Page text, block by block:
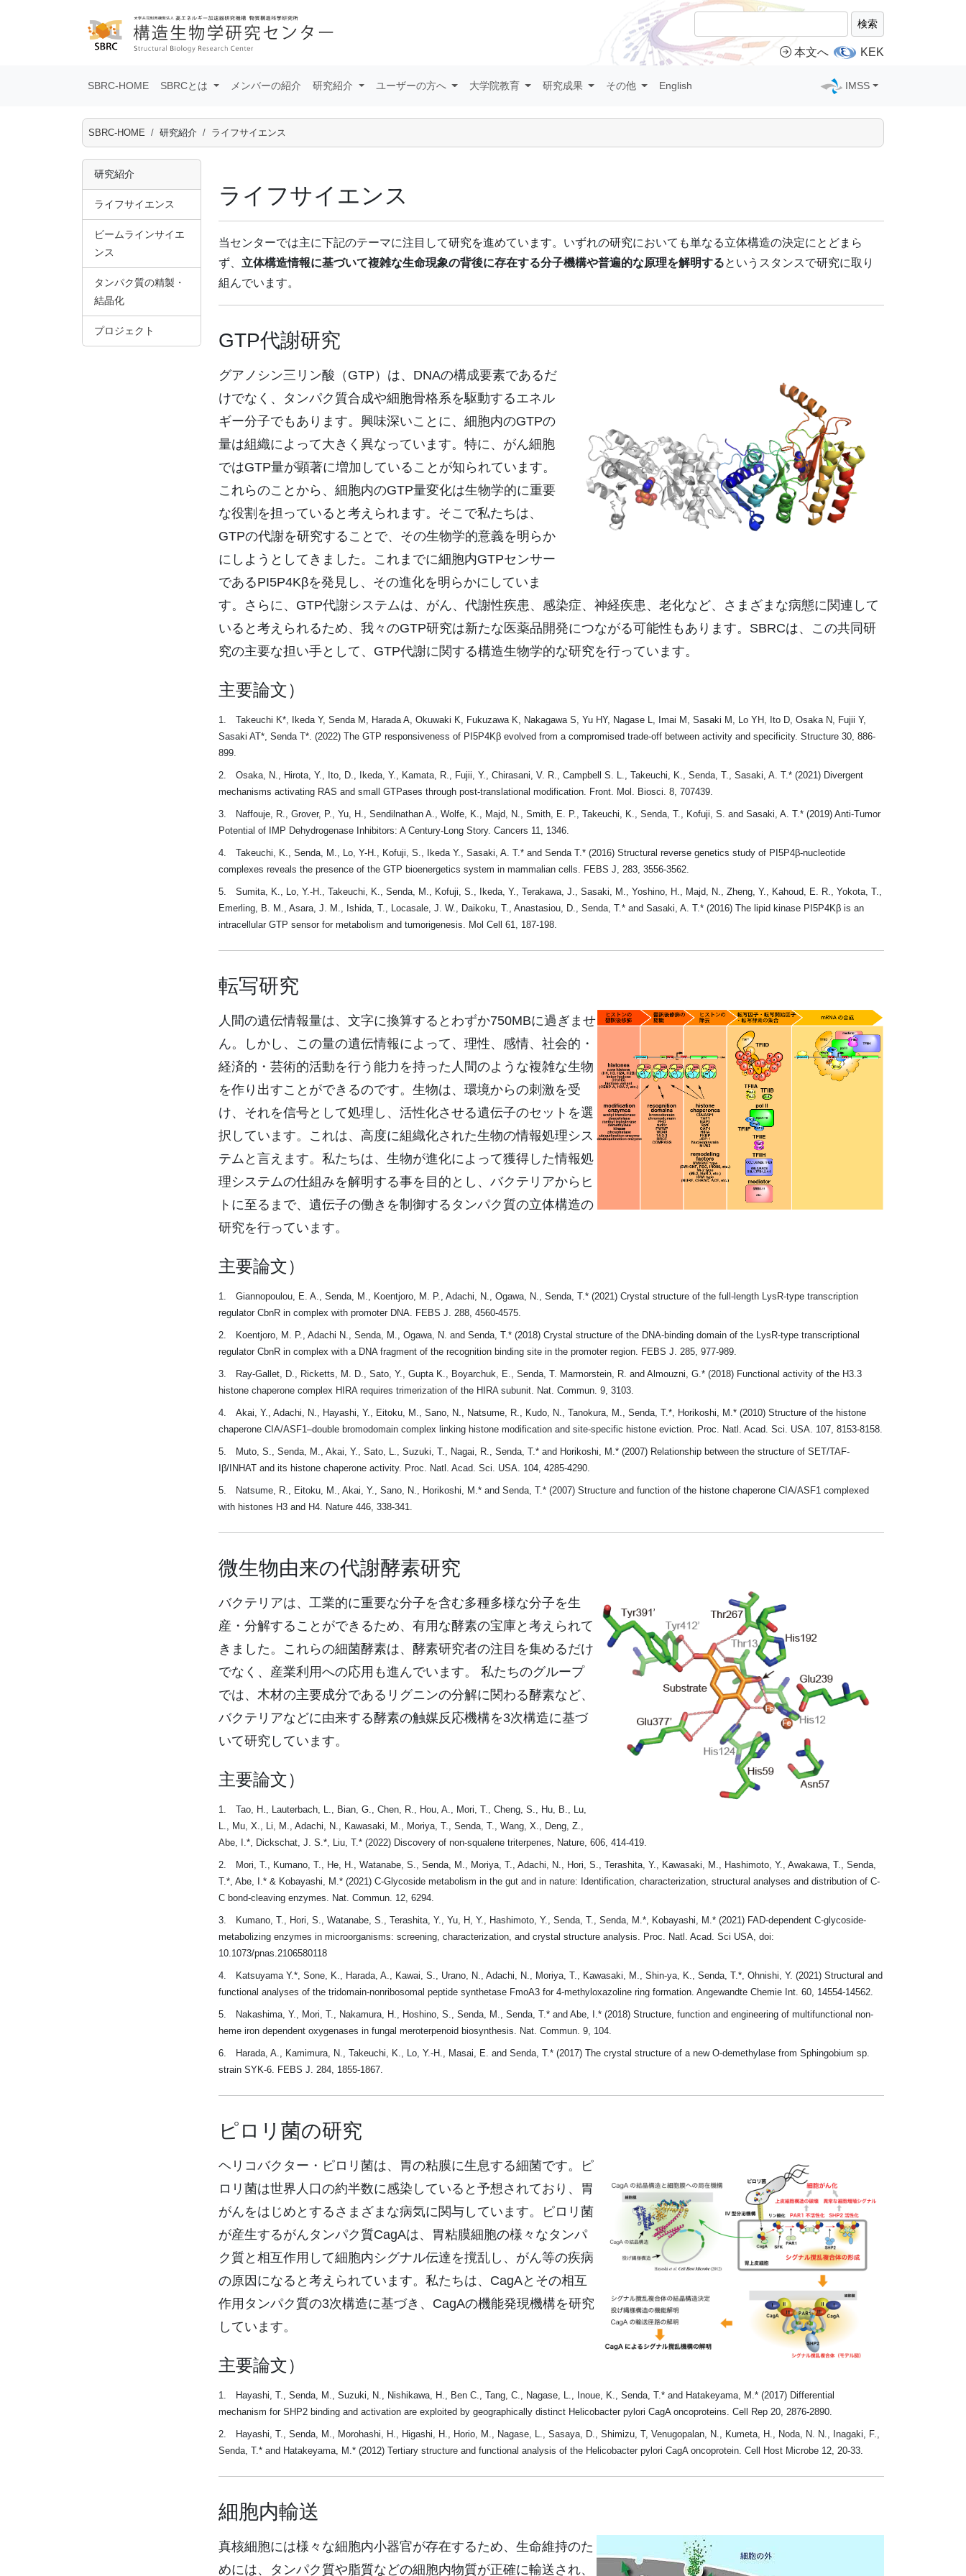
検索
本文へ KEK
SBRC-HOME SBRCとは メンバーの紹介 研究紹介 ユーザーの方へ 大学院教育 研究成果 その他 English IMSS
SBRC-HOME 研究紹介 ライフサイエンス
研究紹介
ライフサイエンス
ビームラインサイエ
ンス
タンパク質の精製・
結晶化
プロジェクト
ライフサイエンス
当センターでは主に下記のテーマに注目して研究を進めています。いずれの研究においても単なる立体構造の決定にとどまら
ず、 立体構造情報に基づいて複雑な生命現象の背後に存在する分子機構や普遍的な原理を解明するというスタンスで研究に取り
組んでいます。
GTP代謝研究
グアノシン三リン酸（GTP）は、DNAの構成要素であるだ
けでなく、タンパク質合成や細胞骨格系を駆動するエネル
ギー分子でもあります。興味深いことに、細胞内のGTPの
量は組織によって大きく異なっています。特に、がん細胞
ではGTP量が顕著に増加していることが知られています。
これらのことから、細胞内のGTP量変化は生物学的に重要
な役割を担っていると考えられます。そこで私たちは、
GTPの代謝を研究することで、その生物学的意義を明らか
にしようとしてきました。これまでに細胞内GTPセンサー
であるPI5P4Kβを発見し、その進化を明らかにしていま
す。さらに、GTP代謝システムは、がん、代謝性疾患、感染症、神経疾患、老化など、さまざまな病態に関連して
いると考えられるため、我々のGTP研究は新たな医薬品開発につながる可能性もあります。SBRCは、この共同研
究の主要な担い手として、GTP代謝に関する構造生物学的な研究を行っています。
主要論文）
1. Takeuchi K*, Ikeda Y, Senda M, Harada A, Okuwaki K, Fukuzawa K, Nakagawa S, Yu HY, Nagase L, Imai M, Sasaki M, Lo YH, Ito D, Osaka N, Fujii Y,
Sasaki AT*, Senda T*. (2022) The GTP responsiveness of PI5P4Kβ evolved from a compromised trade-off between activity and specificity. Structure 30, 886-
899.
2. Osaka, N., Hirota, Y., Ito, D., Ikeda, Y., Kamata, R., Fujii, Y., Chirasani, V. R., Campbell S. L., Takeuchi, K., Senda, T., Sasaki, A. T.* (2021) Divergent
mechanisms activating RAS and small GTPases through post-translational modification. Front. Mol. Biosci. 8, 707439.
3. Naffouje, R., Grover, P., Yu, H., Sendilnathan A., Wolfe, K., Majd, N., Smith, E. P., Takeuchi, K., Senda, T., Kofuji, S. and Sasaki, A. T.* (2019) Anti-Tumor
Potential of IMP Dehydrogenase Inhibitors: A Century-Long Story. Cancers 11, 1346.
4. Takeuchi, K., Senda, M., Lo, Y-H., Kofuji, S., Ikeda Y., Sasaki, A. T.* and Senda T.* (2016) Structural reverse genetics study of PI5P4β-nucleotide
complexes reveals the presence of the GTP bioenergetics system in mammalian cells. FEBS J, 283, 3556-3562.
5. Sumita, K., Lo, Y.-H., Takeuchi, K., Senda, M., Kofuji, S., Ikeda, Y., Terakawa, J., Sasaki, M., Yoshino, H., Majd, N., Zheng, Y., Kahoud, E. R., Yokota, T.,
Emerling, B. M., Asara, J. M., Ishida, T., Locasale, J. W., Daikoku, T., Anastasiou, D., Senda, T.* and Sasaki, A. T.* (2016) The lipid kinase PI5P4Kβ is an
intracellular GTP sensor for metabolism and tumorigenesis. Mol Cell 61, 187-198.
転写研究
人間の遺伝情報量は、文字に換算するとわずか750MBに過ぎませ
ん。しかし、この量の遺伝情報によって、理性、感情、社会的・
経済的・芸術的活動を行う能力を持った人間のような複雑な生物
を作り出すことができるのです。生物は、環境からの刺激を受
け、それを信号として処理し、活性化させる遺伝子のセットを選
択しています。これは、高度に組織化された生物の情報処理シス
テムと言えます。私たちは、生物が進化によって獲得した情報処
理システムの仕組みを解明する事を目的とし、バクテリアからヒ
トに至るまで、遺伝子の働きを制御するタンパク質の立体構造の
研究を行っています。
主要論文）
1. Giannopoulou, E. A., Senda, M., Koentjoro, M. P., Adachi, N., Ogawa, N., Senda, T.* (2021) Crystal structure of the full‐length LysR‐type transcription
regulator CbnR in complex with promoter DNA. FEBS J. 288, 4560-4575.
2. Koentjoro, M. P., Adachi N., Senda, M., Ogawa, N. and Senda, T.* (2018) Crystal structure of the DNA-binding domain of the LysR-type transcriptional
regulator CbnR in complex with a DNA fragment of the recognition binding site in the promoter region. FEBS J. 285, 977-989.
3. Ray-Gallet, D., Ricketts, M. D., Sato, Y., Gupta K., Boyarchuk, E., Senda, T. Marmorstein, R. and Almouzni, G.* (2018) Functional activity of the H3.3
histone chaperone complex HIRA requires trimerization of the HIRA subunit. Nat. Commun. 9, 3103.
4. Akai, Y., Adachi, N., Hayashi, Y., Eitoku, M., Sano, N., Natsume, R., Kudo, N., Tanokura, M., Senda, T.*, Horikoshi, M.* (2010) Structure of the histone
chaperone CIA/ASF1–double bromodomain complex linking histone modification and site-specific histone eviction. Proc. Natl. Acad. Sci. USA. 107, 8153-8158.
5. Muto, S., Senda, M., Akai, Y., Sato, L., Suzuki, T., Nagai, R., Senda, T.* and Horikoshi, M.* (2007) Relationship between the structure of SET/TAF-
Iβ/INHAT and its histone chaperone activity. Proc. Natl. Acad. Sci. USA. 104, 4285-4290.
5. Natsume, R., Eitoku, M., Akai, Y., Sano, N., Horikoshi, M.* and Senda, T.* (2007) Structure and function of the histone chaperone CIA/ASF1 complexed
with histones H3 and H4. Nature 446, 338-341.
微生物由来の代謝酵素研究
バクテリアは、工業的に重要な分子を含む多種多様な分子を生
産・分解することができるため、有用な酵素の宝庫と考えられて
きました。これらの細菌酵素は、酵素研究者の注目を集めるだけ
でなく、産業利用への応用も進んでいます。 私たちのグループ
では、木材の主要成分であるリグニンの分解に関わる酵素など、
バクテリアなどに由来する酵素の触媒反応機構を3次構造に基づ
いて研究しています。
主要論文）
1. Tao, H., Lauterbach, L., Bian, G., Chen, R., Hou, A., Mori, T., Cheng, S., Hu, B., Lu,
L., Mu, X., Li, M., Adachi, N., Kawasaki, M., Moriya, T., Senda, T., Wang, X., Deng, Z.,
Abe, I.*, Dickschat, J. S.*, Liu, T.* (2022) Discovery of non-squalene triterpenes, Nature, 606, 414-419.
2. Mori, T., Kumano, T., He, H., Watanabe, S., Senda, M., Moriya, T., Adachi, N., Hori, S., Terashita, Y., Kawasaki, M., Hashimoto, Y., Awakawa, T., Senda,
T.*, Abe, I.* & Kobayashi, M.* (2021) C-Glycoside metabolism in the gut and in nature: Identification, characterization, structural analyses and distribution of C-
C bond-cleaving enzymes. Nat. Commun. 12, 6294.
3. Kumano, T., Hori, S., Watanabe, S., Terashita, Y., Yu, H, Y., Hashimoto, Y., Senda, T., Senda, M.*, Kobayashi, M.* (2021) FAD-dependent C-glycoside-
metabolizing enzymes in microorganisms: screening, characterization, and crystal structure analysis. Proc. Natl. Acad. Sci USA, doi:
10.1073/pnas.2106580118
4. Katsuyama Y.*, Sone, K., Harada, A., Kawai, S., Urano, N., Adachi, N., Moriya, T., Kawasaki, M., Shin-ya, K., Senda, T.*, Ohnishi, Y. (2021) Structural and
functional analyses of the tridomain-nonribosomal peptide synthetase FmoA3 for 4-methyloxazoline ring formation. Angewandte Chemie Int. 60, 14554-14562.
5. Nakashima, Y., Mori, T., Nakamura, H., Hoshino, S., Senda, M., Senda, T.* and Abe, I.* (2018) Structure, function and engineering of multifunctional non-
heme iron dependent oxygenases in fungal meroterpenoid biosynthesis. Nat. Commun. 9, 104.
6. Harada, A., Kamimura, N., Takeuchi, K., Lo, Y.-H., Masai, E. and Senda, T.* (2017) The crystal structure of a new O-demethylase from Sphingobium sp.
strain SYK-6. FEBS J. 284, 1855-1867.
ピロリ菌の研究
ヘリコバクター・ピロリ菌は、胃の粘膜に生息する細菌です。ピ
ロリ菌は世界人口の約半数に感染していると予想されており、胃
がんをはじめとするさまざまな病気に関与しています。ピロリ菌
が産生するがんタンパク質CagAは、胃粘膜細胞の様々なタンパ
ク質と相互作用して細胞内シグナル伝達を撹乱し、がん等の疾病
の原因になると考えられています。私たちは、CagAとその相互
作用タンパク質の3次構造に基づき、CagAの機能発現機構を研究
しています。
主要論文）
1. Hayashi, T., Senda, M., Suzuki, N., Nishikawa, H., Ben C., Tang, C., Nagase, L., Inoue, K., Senda, T.* and Hatakeyama, M.* (2017) Differential
mechanism for SHP2 binding and activation are exploited by geographically distinct Helicobacter pylori CagA oncoproteins. Cell Rep 20, 2876-2890.
2. Hayashi, T., Senda, M., Morohashi, H., Higashi, H., Horio, M., Nagase, L., Sasaya, D., Shimizu, T, Venugopalan, N., Kumeta, H., Noda, N. N., Inagaki, F.,
Senda, T.* and Hatakeyama, M.* (2012) Tertiary structure and functional analysis of the Helicobacter pylori CagA oncoprotein. Cell Host Microbe 12, 20-33.
細胞内輸送
真核細胞には様々な細胞内小器官が存在するため、生命維持のた
めには、タンパク質や脂質などの細胞内物質が正確に輸送され、